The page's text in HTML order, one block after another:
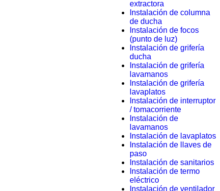
extractora
Instalación de columna
de ducha
Instalación de focos
(punto de luz)
Instalación de grifería
ducha
Instalación de grifería
lavamanos
Instalación de grifería
lavaplatos
Instalación de interruptor
/ tomacorriente
Instalación de
lavamanos
Instalación de lavaplatos
Instalación de llaves de
paso
Instalación de sanitarios
Instalación de termo
eléctrico
Instalación de ventilador